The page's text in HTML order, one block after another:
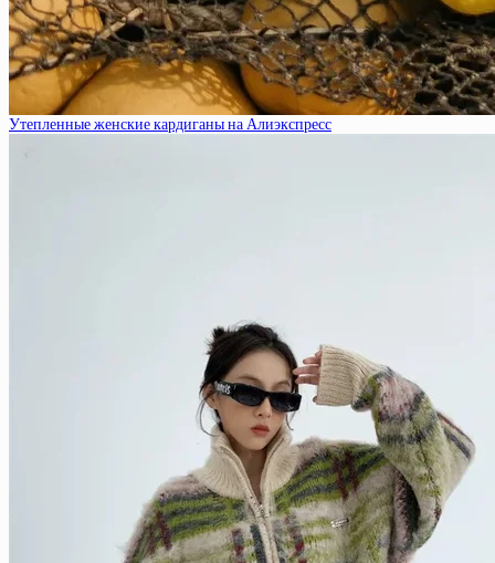
Утепленные женские кардиганы на Алиэкспресс